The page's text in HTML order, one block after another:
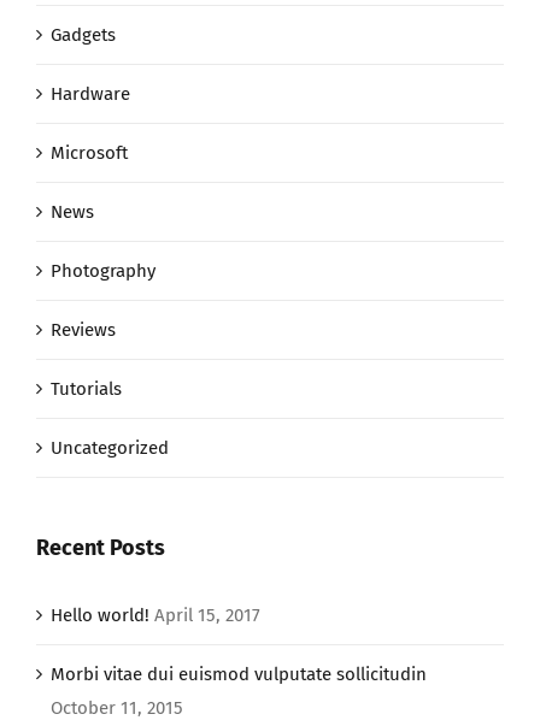
Gadgets
Hardware
Microsoft
News
Photography
Reviews
Tutorials
Uncategorized
Recent Posts
Hello world! April 15, 2017
Morbi vitae dui euismod vulputate sollicitudin
October 11, 2015